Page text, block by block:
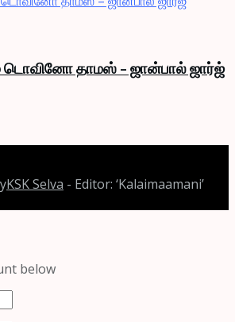
தாமஸ் – ஜான்பால் ஜார்ஜ்
KSK Selva - Editor: ‘Kalaimaamani’
below